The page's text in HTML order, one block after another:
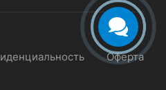
Оферта